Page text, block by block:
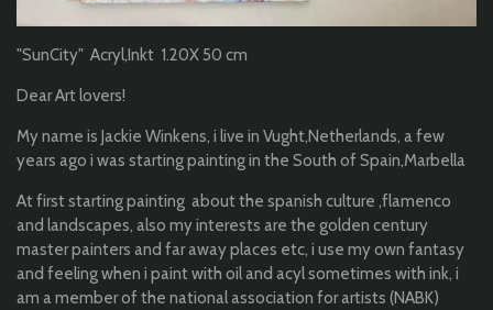
"SunCity" Acryl,Inkt 1.20X 50 cm
Dear Art lovers!
My name is Jackie Winkens, i live in Vught,Netherlands, a few
years ago i was starting painting in the South of Spain,Marbella
At first starting painting about the spanish culture ,flamenco
and landscapes, also my interests are the golden century
master painters and far away places etc, i use my own fantasy
and feeling when i paint with oil and acyl sometimes with ink, i
am a member of the national association for artists (NABK)